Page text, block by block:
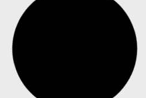
Governo Trump lança site para
comercializar tecnologias antidrone
No site divulgado pelo Departamento de
dos EUA, empresas e países poderão
comprar sistemas antidrone O governo de